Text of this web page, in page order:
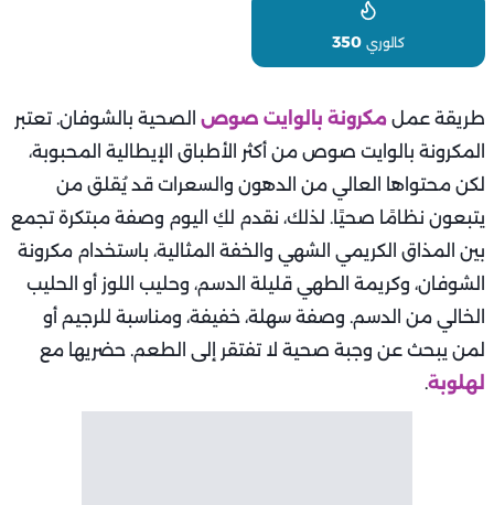
كالوري 350
طريقة عمل مكرونة بالوايت صوص الصحية بالشوفان. تعتبر
المكرونة بالوايت صوص من أكثر الأطباق الإيطالية المحبوبة،
لكن محتواها العالي من الدهون والسعرات قد يُقلق من
يتبعون نظامًا صحيًا. لذلك، نقدم لكِ اليوم وصفة مبتكرة تجمع
بين المذاق الكريمي الشهي والخفة المثالية، باستخدام مكرونة
الشوفان، وكريمة الطهي قليلة الدسم، وحليب اللوز أو الحليب
الخالي من الدسم. وصفة سهلة، خفيفة، ومناسبة للرجيم أو
لمن يبحث عن وجبة صحية لا تفتقر إلى الطعم. حضريها مع
لهلوبة.